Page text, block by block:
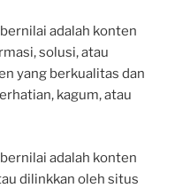
adalah konten
solusi, atau
yang berkualitas dan
kagum, atau
adalah konten
dilinkkan oleh situs